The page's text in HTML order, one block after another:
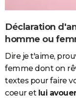
Déclaration
homme ou
Dire je t'aime,
femme dont on
textes pour faire
coeur et lui